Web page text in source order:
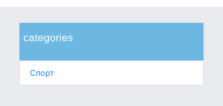
categories
Спорт